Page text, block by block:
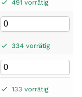
491 vorrätig
334 vorrätig
133 vorrätig